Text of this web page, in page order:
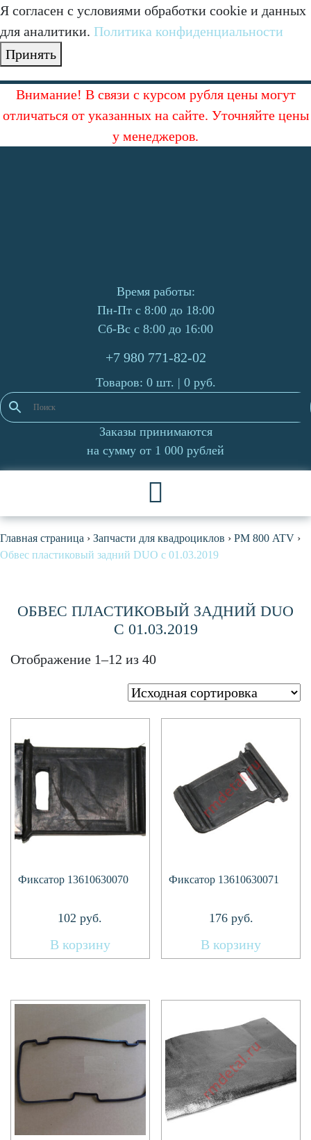
Я согласен с условиями обработки cookie и данных
для аналитики. Политика конфиденциальности
Принять
Внимание! В связи с курсом рубля цены могут
отличаться от указанных на сайте. Уточняйте цены
у менеджеров.
Время работы:
Пн-Пт с 8:00 до 18:00
Сб-Вс с 8:00 до 16:00
+7 980 771-82-02
Товаров: 0 шт. | 0руб.
Заказы принимаются
на сумму от 1 000 рублей
Главная страница › Запчасти для квадроциклов › РМ 800 ATV ›
Обвес пластиковый задний DUO с 01.03.2019
ОБВЕС ПЛАСТИКОВЫЙ ЗАДНИЙ DUO
С 01.03.2019
Отображение 1–12 из 40
Фиксатор 13610630070
102 руб.
В корзину
Фиксатор 13610630071
176руб.
В корзину